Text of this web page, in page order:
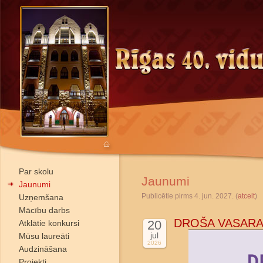
Par skolu
Jaunumi
Uzņemšana
Mācību darbs
Atklātie konkursi
Mūsu laureāti
Audzināšana
Jaunumi
Publicētie pirms 4. jun. 2027. (atcelt)
20
jul
2026
DROŠA